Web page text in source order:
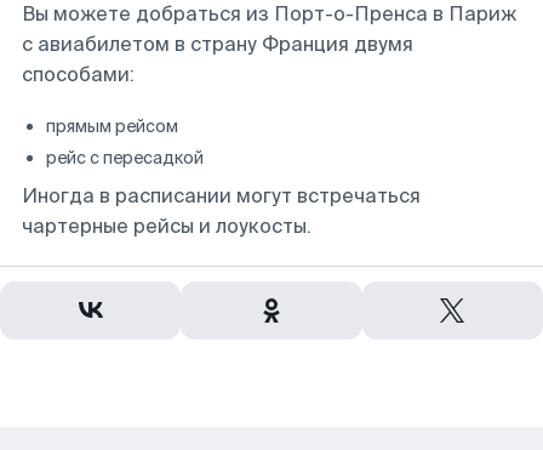
Вы можете добраться из Порт-о-Пренса в Париж
с авиабилетом в страну Франция двумя
способами:
прямым рейсом
рейс с пересадкой
Иногда в расписании могут встречаться
чартерные рейсы и лоукосты.